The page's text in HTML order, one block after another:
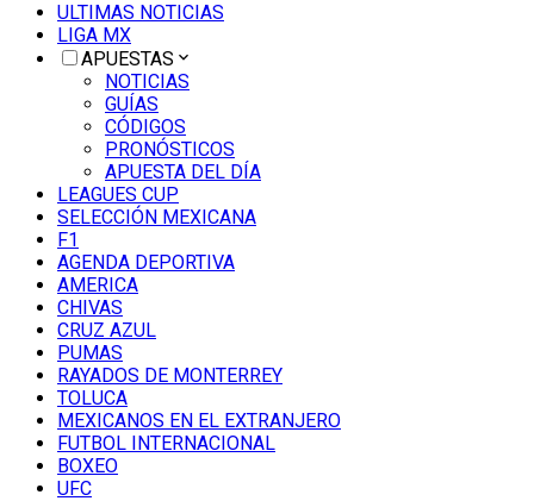
ULTIMAS NOTICIAS
LIGA MX
APUESTAS
NOTICIAS
GUÍAS
CÓDIGOS
PRONÓSTICOS
APUESTA DEL DÍA
LEAGUES CUP
SELECCIÓN MEXICANA
F1
AGENDA DEPORTIVA
AMERICA
CHIVAS
CRUZ AZUL
PUMAS
RAYADOS DE MONTERREY
TOLUCA
MEXICANOS EN EL EXTRANJERO
FUTBOL INTERNACIONAL
BOXEO
UFC